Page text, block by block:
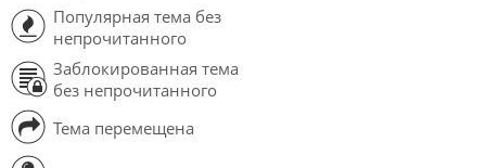
Популярная тема без
непрочитанного
Заблокированная тема
без непрочитанного
Тема перемещена